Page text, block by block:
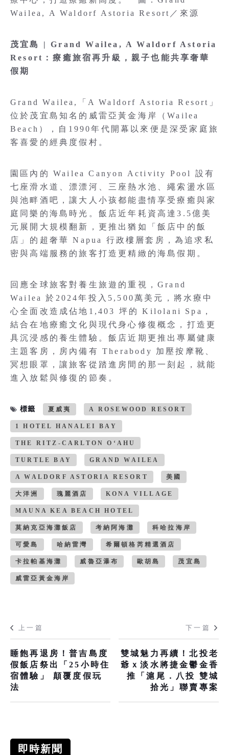
Wailea, A Waldorf Astoria Resort／來源
茂宜島 | Grand Wailea, A Waldorf Astoria
Resort：療癒旅宿再升級，親子也能共享奢華
假期
Grand Wailea,「A Waldorf Astoria Resort」
位於茂宜島知名的威雷亞黃金海岸（Wailea
Beach），自1990年代開幕以來便是深受家庭旅
客喜愛的經典度假村。
園區內的 Wailea Canyon Activity Pool 設有
七座滑水道、漂漂河、三座熱水池、繩索盪水區
與池畔酒吧，讓大人小孩都能盡情享受療癒與家
庭同樂的海島時光。飯店近年耗資高達3.5億美
元展開大規模翻新，更推出猶如「飯店中的飯
店」的超奢華 Napua 行政樓層套房，為追求私
密與高端服務的旅客打造更精緻的海島假期。
回應全球旅客對養生旅遊的重視，Grand
Wailea 於2024年投入5,500萬美元，將水療中
心全面改造成佔地1,403 坪的 Kilolani Spa，
結合在地療癒文化與現代身心修復概念，打造更
具沉浸感的養生體驗。飯店近期更推出專屬健康
主題客房，房內備有 Therabody 加壓按摩靴、
冥想眼罩，讓旅客從踏進房間的那一刻起，就能
進入放鬆與修復的節奏。
標籤 夏威夷 A ROSEWOOD RESORT
1 HOTEL HANALEI BAY
THE RITZ-CARLTON O‘AHU
TURTLE BAY GRAND WAILEA
A WALDORF ASTORIA RESORT 美國
大洋洲 瑰麗酒店 KONA VILLAGE
MAUNA KEA BEACH HOTEL
莫納克亞海灘飯店 考納阿海灘 科哈拉海岸
可愛島 哈納雷灣 希爾頓格芮精選酒店
卡拉帕基海灘 威魯亞瀑布 歐胡島 茂宜島
威雷亞黃金海岸
上一篇
睡飽再退房！普吉島度
假飯店祭出「25小時住
宿體驗」 顛覆度假玩
法
下一篇
雙城魅力再續！北投老
爺ｘ淡水將捷金鬱金香
推「滬尾．八投 雙城
拾光」聯賣專案
即時新聞